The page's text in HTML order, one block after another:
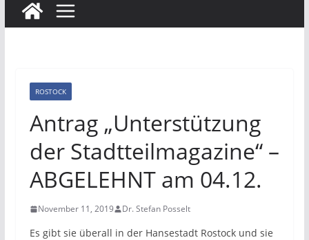
ROSTOCK
Antrag „Unterstützung
der Stadtteilmagazine“ –
ABGELEHNT am 04.12.
November 11, 2019 Dr. Stefan Posselt
Es gibt sie überall in der Hansestadt Rostock und sie